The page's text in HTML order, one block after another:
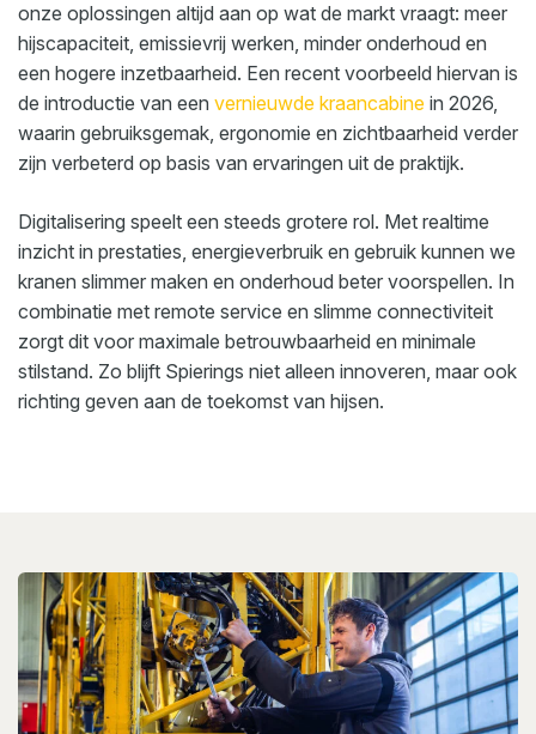
onze oplossingen altijd aan op wat de markt vraagt: meer
hijscapaciteit, emissievrij werken, minder onderhoud en
een hogere inzetbaarheid. Een recent voorbeeld hiervan is
de introductie van een vernieuwde kraancabine in 2026,
waarin gebruiksgemak, ergonomie en zichtbaarheid verder
zijn verbeterd op basis van ervaringen uit de praktijk.
Digitalisering speelt een steeds grotere rol. Met realtime
inzicht in prestaties, energieverbruik en gebruik kunnen we
kranen slimmer maken en onderhoud beter voorspellen. In
combinatie met remote service en slimme connectiviteit
zorgt dit voor maximale betrouwbaarheid en minimale
stilstand. Zo blijft Spierings niet alleen innoveren, maar ook
richting geven aan de toekomst van hijsen.